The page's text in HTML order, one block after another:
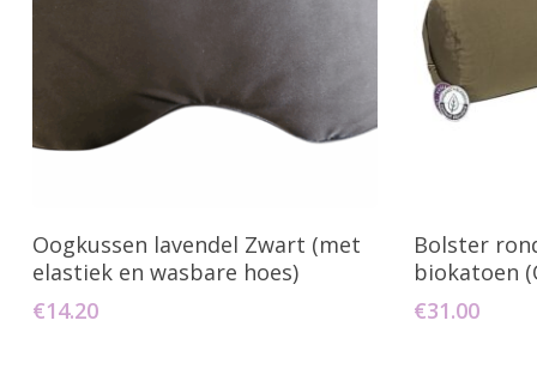
Toevoegen Aan Winkelwagen
Oogkussen lavendel Zwart (met
elastiek en wasbare hoes)
€14.20
Bolster
biokatoen
€31.00